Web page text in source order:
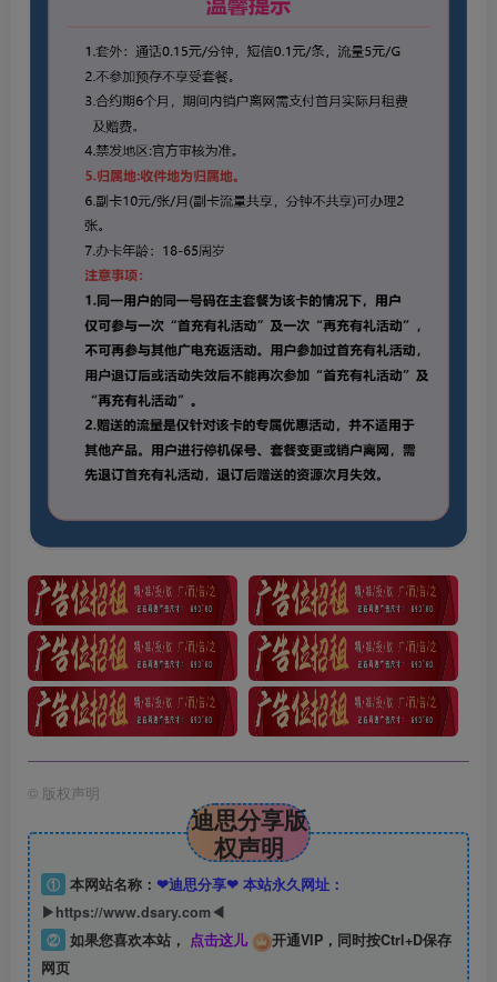
© 版权声明
迪思分享版
权声明
① 本网站名称： ❤迪思分享❤ 本站永久网址：
▶https://www.dsary.com◀
② 如果您喜欢本站， 点击这儿
开通VIP，同时按Ctrl+D保存
网页